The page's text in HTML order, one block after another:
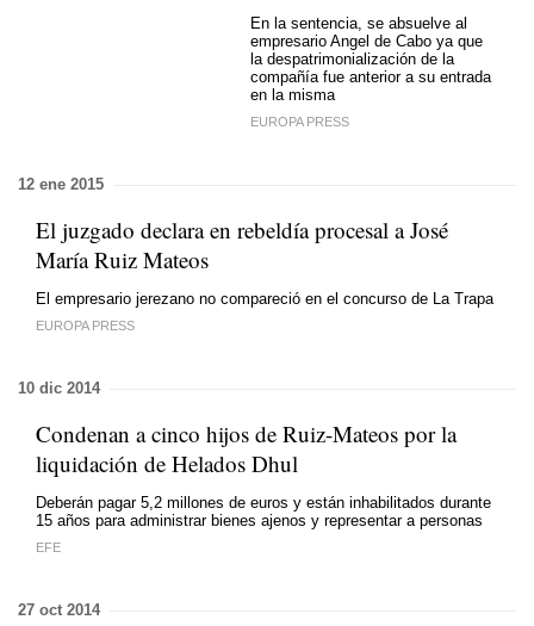
En la sentencia, se absuelve al
empresario Angel de Cabo ya que
la despatrimonialización de la
compañía fue anterior a su entrada
en la misma
EUROPA PRESS
12 ene 2015
El juzgado declara en rebeldía procesal a José
María Ruiz Mateos
El empresario jerezano no compareció en el concurso de La Trapa
EUROPA PRESS
10 dic 2014
Condenan a cinco hijos de Ruiz-Mateos por la
liquidación de Helados Dhul
Deberán pagar 5,2 millones de euros y están inhabilitados durante
15 años para administrar bienes ajenos y representar a personas
EFE
27 oct 2014